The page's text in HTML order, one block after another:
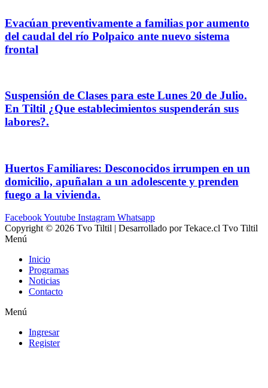
Evacúan preventivamente a familias por aumento
del caudal del río Polpaico ante nuevo sistema
frontal
Suspensión de Clases para este Lunes 20 de Julio.
En Tiltil ¿Que establecimientos suspenderán sus
labores?.
Huertos Familiares: Desconocidos irrumpen en un
domicilio, apuñalan a un adolescente y prenden
fuego a la vivienda.
FacebookYoutube Instagram Whatsapp
Copyright © 2026 Tvo Tiltil | Desarrollado por Tekace.cl Tvo Tiltil
Menú
Inicio
Programas
Noticias
Contacto
Menú
Ingresar
Register